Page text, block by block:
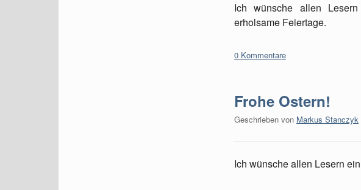
Ich wünsche allen
erholsame Feiertage.
0 Kommentare
Frohe Ostern!
Geschrieben von Markus Stanczyk
Ich wünsche allen Lesern